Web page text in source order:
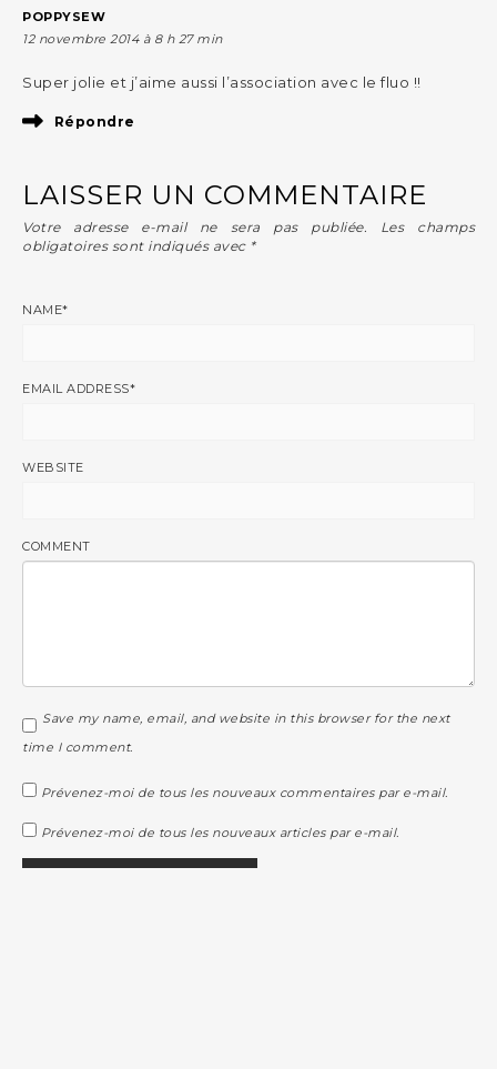
POPPYSEW
12 novembre 2014 à 8 h 27 min
Super jolie et j’aime aussi l’association avec le fluo !!
Répondre
LAISSER UN COMMENTAIRE
Votre adresse e-mail ne sera pas publiée.
Les champs
obligatoires sont indiqués avec *
NAME*
EMAIL ADDRESS*
WEBSITE
COMMENT
Save my name, email, and website in this browser for the next
time I comment.
Prévenez-moi de tous les nouveaux commentaires par e-mail.
Prévenez-moi de tous les nouveaux articles par e-mail.